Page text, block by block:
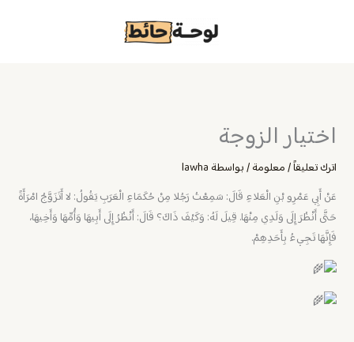
اختيار الزوجة
اترك تعليقاً/معلومة/ بواسطة lawha
‏عَنْ أَبِي عَمْرِو بْنِ الْعَلاءِ قَالَ: سَمِعْتُ رَجُلا مِنْ حُكَمَاءِ الْعَرَبِ يَقُولُ: لا أَتَزَوَّجُ امْرَأَةً
حَتَّى أَنْظُرَ إِلَى وَلَدِي مِنْهَا. قِيلَ لَهُ: وَكَيْفَ ذَاكَ؟ قَالَ: أَنْظُرُ إِلَى أَبِيهَا وَأُمِّهَا وَأَخِيهَا،
فَإِنَّهَا تَجِيءُ بِأَحَدِهِمْ.